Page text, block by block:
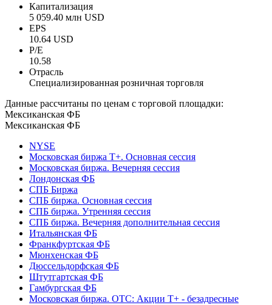
Капитализация
5 059.40 млн USD
EPS
10.64 USD
P/E
10.58
Отрасль
Специализированная розничная торговля
Данные рассчитаны по ценам с торговой площадки:
Мексиканская ФБ
Мексиканская ФБ
NYSE
Московская биржа Т+. Основная сессия
Московская биржа. Вечерняя сессия
Лондонская ФБ
СПБ Биржа
СПБ биржа. Основная сессия
СПБ биржа. Утренняя сессия
СПБ биржа. Вечерняя дополнительная сессия
Итальянская ФБ
Франкфуртская ФБ
Мюнхенская ФБ
Дюссельдорфская ФБ
Штутгартская ФБ
Гамбургская ФБ
Московская биржа. OTC: Акции T+ - безадресные